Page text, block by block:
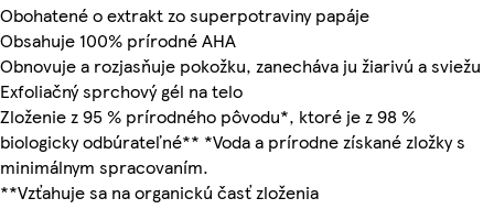
Obohatené o extrakt zo superpotraviny papáje
Obsahuje 100% prírodné AHA
Obnovuje a rozjasňuje pokožku, zanecháva ju žiarivú a sviežu
Exfoliačný sprchový gél na telo
Zloženie z 95 % prírodného pôvodu*, ktoré je z 98 %
biologicky odbúrateľné** *Voda a prírodne získané zložky s
minimálnym spracovaním.
**Vzťahuje sa na organickú časť zloženia